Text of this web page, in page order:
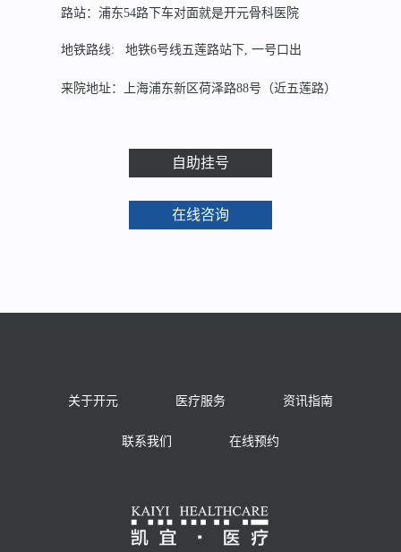
路站：浦东54路下车对面就是开元骨科医院
地铁路线: 地铁6号线五莲路站下, 一号口出
来院地址：上海浦东新区荷泽路88号（近五莲路）
自助挂号
在线咨询
关于开元 医疗服务 资讯指南
联系我们 在线预约